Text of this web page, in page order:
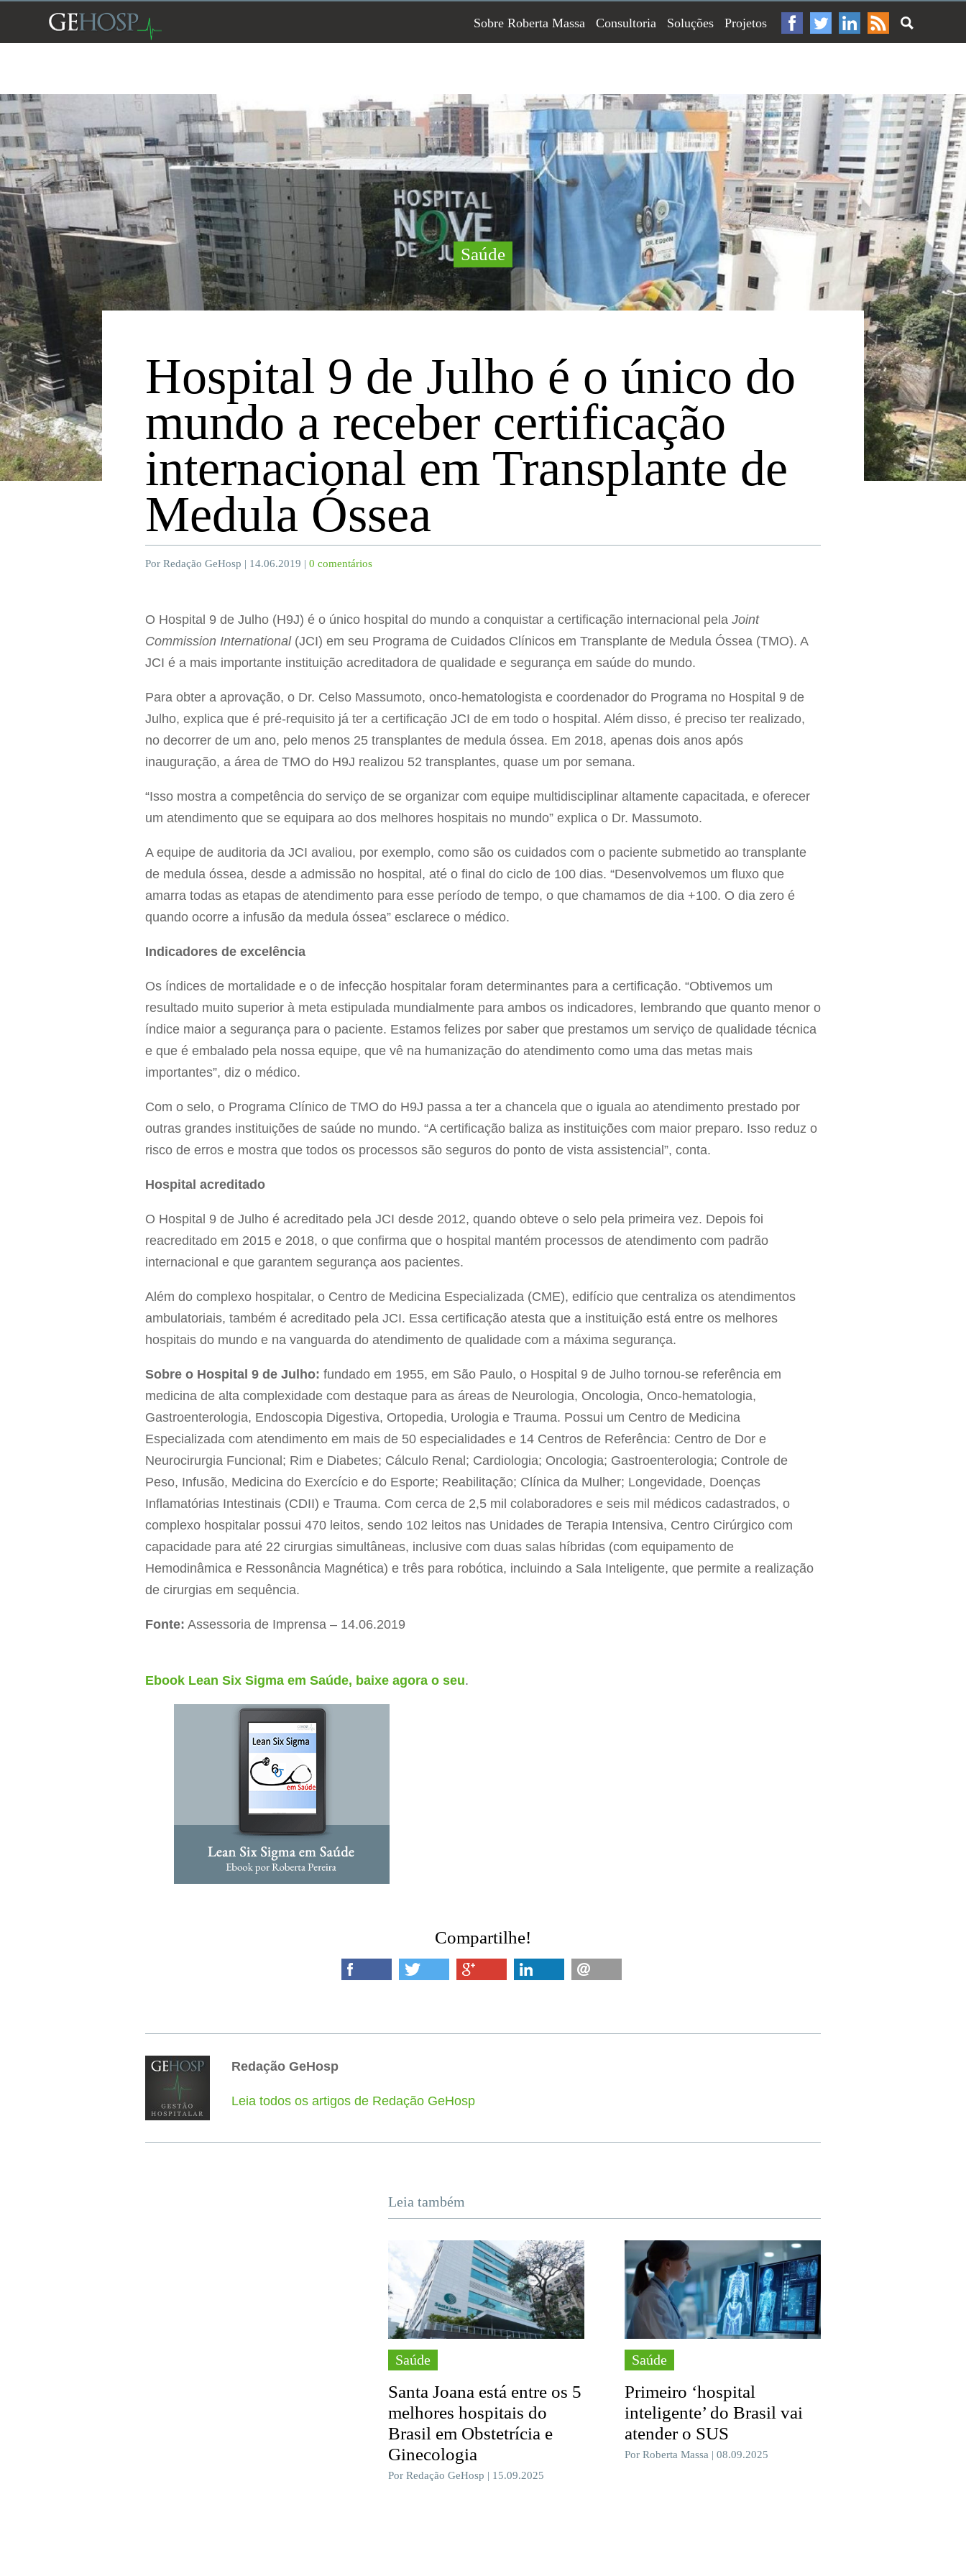
Sobre Roberta Massa Consultoria Soluções Projetos
Saúde
Hospital 9 de Julho é o único do
mundo a receber certificação
internacional em Transplante de
Medula Óssea
Por Redação GeHosp | 14.06.2019 | 0 comentários
O Hospital 9 de Julho (H9J) é o único hospital do mundo a conquistar a certificação internacional pela Joint
Commission International (JCI) em seu Programa de Cuidados Clínicos em Transplante de Medula Óssea (TMO). A
JCI é a mais importante instituição acreditadora de qualidade e segurança em saúde do mundo.
Para obter a aprovação, o Dr. Celso Massumoto, onco-hematologista e coordenador do Programa no Hospital 9 de
Julho, explica que é pré-requisito já ter a certificação JCI de em todo o hospital. Além disso, é preciso ter realizado,
no decorrer de um ano, pelo menos 25 transplantes de medula óssea. Em 2018, apenas dois anos após
inauguração, a área de TMO do H9J realizou 52 transplantes, quase um por semana.
“Isso mostra a competência do serviço de se organizar com equipe multidisciplinar altamente capacitada, e oferecer
um atendimento que se equipara ao dos melhores hospitais no mundo” explica o Dr. Massumoto.
A equipe de auditoria da JCI avaliou, por exemplo, como são os cuidados com o paciente submetido ao transplante
de medula óssea, desde a admissão no hospital, até o final do ciclo de 100 dias. “Desenvolvemos um fluxo que
amarra todas as etapas de atendimento para esse período de tempo, o que chamamos de dia +100. O dia zero é
quando ocorre a infusão da medula óssea” esclarece o médico.
Indicadores de excelência
Os índices de mortalidade e o de infecção hospitalar foram determinantes para a certificação. “Obtivemos um
resultado muito superior à meta estipulada mundialmente para ambos os indicadores, lembrando que quanto menor o
índice maior a segurança para o paciente. Estamos felizes por saber que prestamos um serviço de qualidade técnica
e que é embalado pela nossa equipe, que vê na humanização do atendimento como uma das metas mais
importantes”, diz o médico.
Com o selo, o Programa Clínico de TMO do H9J passa a ter a chancela que o iguala ao atendimento prestado por
outras grandes instituições de saúde no mundo. “A certificação baliza as instituições com maior preparo. Isso reduz o
risco de erros e mostra que todos os processos são seguros do ponto de vista assistencial”, conta.
Hospital acreditado
O Hospital 9 de Julho é acreditado pela JCI desde 2012, quando obteve o selo pela primeira vez. Depois foi
reacreditado em 2015 e 2018, o que confirma que o hospital mantém processos de atendimento com padrão
internacional e que garantem segurança aos pacientes.
Além do complexo hospitalar, o Centro de Medicina Especializada (CME), edifício que centraliza os atendimentos
ambulatoriais, também é acreditado pela JCI. Essa certificação atesta que a instituição está entre os melhores
hospitais do mundo e na vanguarda do atendimento de qualidade com a máxima segurança.
Sobre o Hospital 9 de Julho: fundado em 1955, em São Paulo, o Hospital 9 de Julho tornou-se referência em
medicina de alta complexidade com destaque para as áreas de Neurologia, Oncologia, Onco-hematologia,
Gastroenterologia, Endoscopia Digestiva, Ortopedia, Urologia e Trauma. Possui um Centro de Medicina
Especializada com atendimento em mais de 50 especialidades e 14 Centros de Referência: Centro de Dor e
Neurocirurgia Funcional; Rim e Diabetes; Cálculo Renal; Cardiologia; Oncologia; Gastroenterologia; Controle de
Peso, Infusão, Medicina do Exercício e do Esporte; Reabilitação; Clínica da Mulher; Longevidade, Doenças
Inflamatórias Intestinais (CDII) e Trauma. Com cerca de 2,5 mil colaboradores e seis mil médicos cadastrados, o
complexo hospitalar possui 470 leitos, sendo 102 leitos nas Unidades de Terapia Intensiva, Centro Cirúrgico com
capacidade para até 22 cirurgias simultâneas, inclusive com duas salas híbridas (com equipamento de
Hemodinâmica e Ressonância Magnética) e três para robótica, incluindo a Sala Inteligente, que permite a realização
de cirurgias em sequência.
Fonte: Assessoria de Imprensa – 14.06.2019
Ebook Lean Six Sigma em Saúde, baixe agora o seu.
Compartilhe!
Redação GeHosp
Leia todos os artigos de Redação GeHosp
Leia também
Saúde
Santa Joana está entre os 5
melhores hospitais do
Brasil em Obstetrícia e
Ginecologia
Por Redação GeHosp | 15.09.2025
Saúde
Primeiro ‘hospital
inteligente’ do Brasil vai
atender o SUS
Por Roberta Massa | 08.09.2025